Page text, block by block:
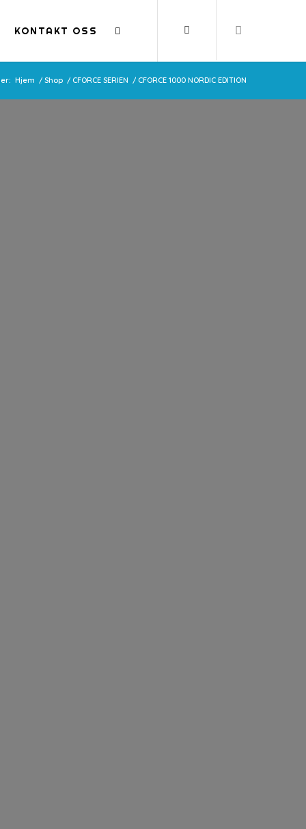
KONTAKT OSS
Hjem / Shop / CFORCE SERIEN / CFORCE 1000 NORDIC EDITION